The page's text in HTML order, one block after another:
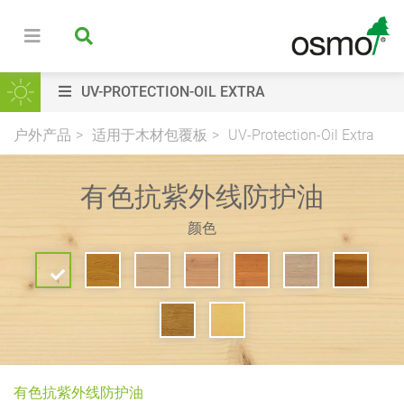
UV-PROTECTION-OIL EXTRA
户外产品 适用于木材包覆板 UV-Protection-Oil Extra
有色抗紫外线防护油
颜色
有色抗紫外线防护油